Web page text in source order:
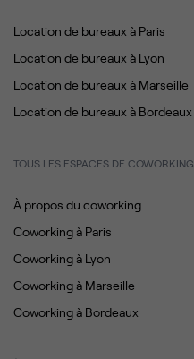
Location de bureaux à Paris
Location de bureaux à Lyon
Location de bureaux à Marseille
Location de bureaux à Bordeaux
TOUS LES ESPACES DE COWORKING
À propos du coworking
Coworking à Paris
Coworking à Lyon
Coworking à Marseille
Coworking à Bordeaux